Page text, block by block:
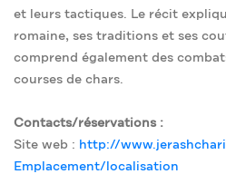
et leurs tactiques. Le récit
romaine, ses traditions et ses
comprend également des
courses de chars.
Contacts/réservations :
Site web : http://
Emplacement/localisation